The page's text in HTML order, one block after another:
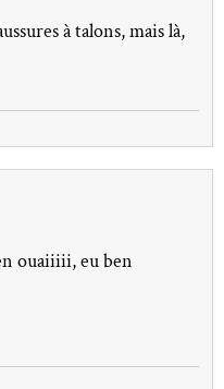
à talons, mais là,
ouaiiiii, eu ben